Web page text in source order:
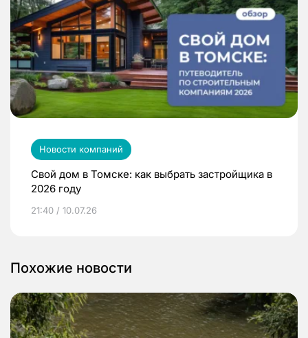
Новости компаний
Свой дом в Томске: как выбрать застройщика в
2026 году
21:40 / 10.07.26
Похожие новости